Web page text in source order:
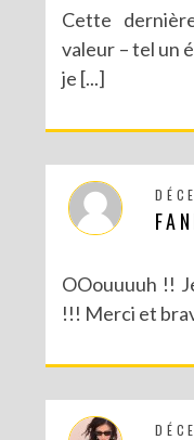
DIY – UN
Cette
valeur – tel un
je [...]
OOouuuuh !!
!!! Merci et